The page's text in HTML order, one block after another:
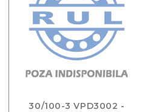
30/100-3 VPD3002 -